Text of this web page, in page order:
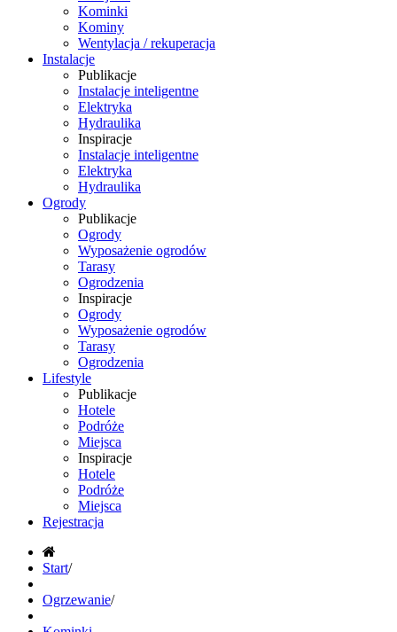
Kominki
Kominy
Wentylacja / rekuperacja
Instalacje
Publikacje
Instalacje inteligentne
Elektryka
Hydraulika
Inspiracje
Instalacje inteligentne
Elektryka
Hydraulika
Ogrody
Publikacje
Ogrody
Wyposażenie ogrodów
Tarasy
Ogrodzenia
Inspiracje
Ogrody
Wyposażenie ogrodów
Tarasy
Ogrodzenia
Lifestyle
Publikacje
Hotele
Podróże
Miejsca
Inspiracje
Hotele
Podróże
Miejsca
Rejestracja
Start/
Ogrzewanie/